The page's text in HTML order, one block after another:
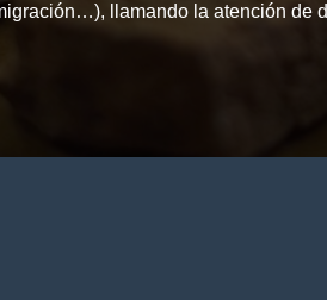
llamando la atención de